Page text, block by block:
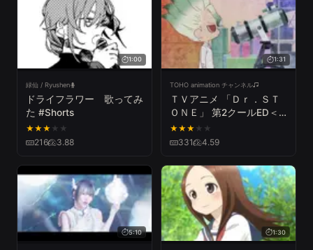
1:00
緑仙 / Ryushen
ドライフラワー 歌ってみ
た #Shorts
★★★ ★ ★
216 3.88
1:31
TOHO animation チャンネル
ＴＶアニメ 「Ｄｒ．ＳＴ
ＯＮＥ」 第2クールED＜
夢のような＞ノンクレジッ
ト映像
★★★ ★ ★
331 4.59
5:10 1:30